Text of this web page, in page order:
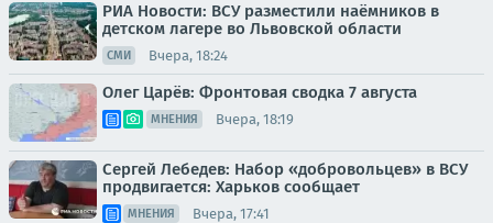
РИА Новости: ВСУ разместили наёмников в
детском лагере во Львовской области
СМИ Вчера, 18:24
Олег Царёв: Фронтовая сводка 7 августа
МНЕНИЯ Вчера, 18:19
Сергей Лебедев: Набор «добровольцев» в ВСУ
продвигается: Харьков сообщает
МНЕНИЯ Вчера, 17:41